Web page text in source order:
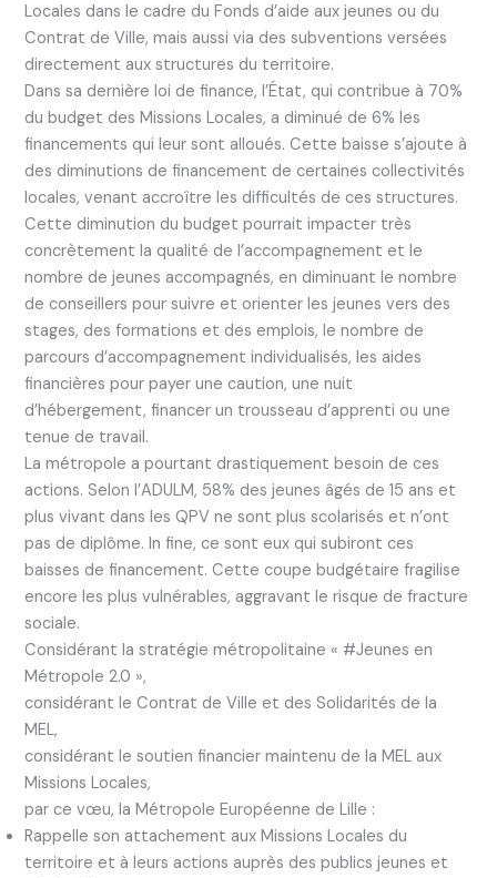
Locales dans le cadre du Fonds d’aide aux jeunes ou du
Contrat de Ville, mais aussi via des subventions versées
directement aux structures du territoire.
Dans sa dernière loi de finance, l’État, qui contribue à 70%
du budget des Missions Locales, a diminué de 6% les
financements qui leur sont alloués. Cette baisse s’ajoute à
des diminutions de financement de certaines collectivités
locales, venant accroître les difficultés de ces structures.
Cette diminution du budget pourrait impacter très
concrètement la qualité de l’accompagnement et le
nombre de jeunes accompagnés, en diminuant le nombre
de conseillers pour suivre et orienter les jeunes vers des
stages, des formations et des emplois, le nombre de
parcours d’accompagnement individualisés, les aides
financières pour payer une caution, une nuit
d’hébergement, financer un trousseau d’apprenti ou une
tenue de travail.
La métropole a pourtant drastiquement besoin de ces
actions. Selon l’ADULM, 58% des jeunes âgés de 15 ans et
plus vivant dans les QPV ne sont plus scolarisés et n’ont
pas de diplôme. In fine, ce sont eux qui subiront ces
baisses de financement. Cette coupe budgétaire fragilise
encore les plus vulnérables, aggravant le risque de fracture
sociale.
Considérant la stratégie métropolitaine « #Jeunes en
Métropole 2.0 »,
considérant le Contrat de Ville et des Solidarités de la
MEL,
considérant le soutien financier maintenu de la MEL aux
Missions Locales,
par ce vœu, la Métropole Européenne de Lille :
Rappelle son attachement aux Missions Locales du
territoire et à leurs actions auprès des publics jeunes et